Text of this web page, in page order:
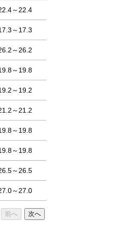
～22.4
～17.3
～26.2
～19.8
～19.2
～21.2
～19.8
～19.8
～26.5
～27.0
前へ 次へ